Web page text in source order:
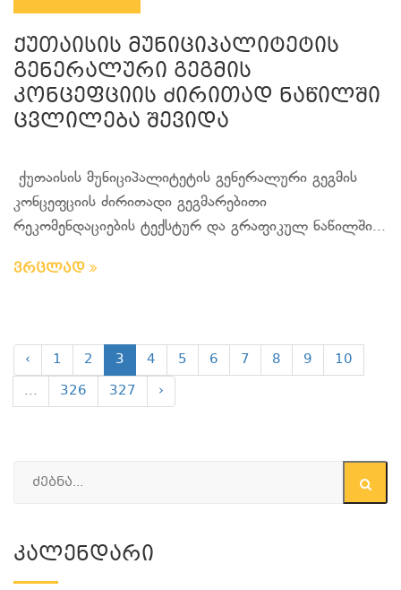
ქუთაისის მუნიციპალიტეტის
გენერალური გეგმის
კონცეფციის ძირითად ნაწილში
ცვლილება შევიდა
ქუთაისის მუნიციპალიტეტის გენერალური გეგმის
კონცეფციის ძირითადი გეგმარებითი
რეკომენდაციების ტექსტურ და გრაფიკულ ნაწილში...
ვრცლად
‹ 1 2 3 4 5 6 7 8 9
10
...
326 327 ›
Კალენდარი